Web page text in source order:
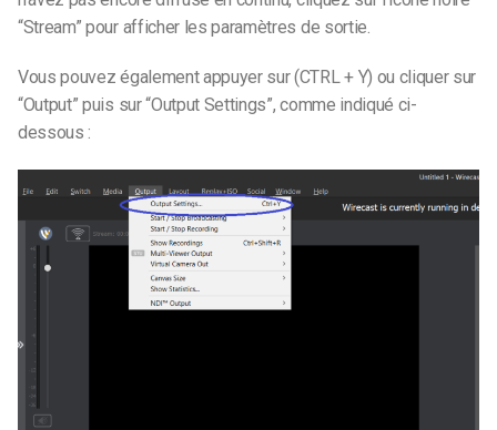
“Stream” pour afficher les paramètres de sortie.
Vous pouvez également appuyer sur (CTRL + Y) ou cliquer sur
“Output” puis sur “Output Settings”, comme indiqué ci-
dessous :